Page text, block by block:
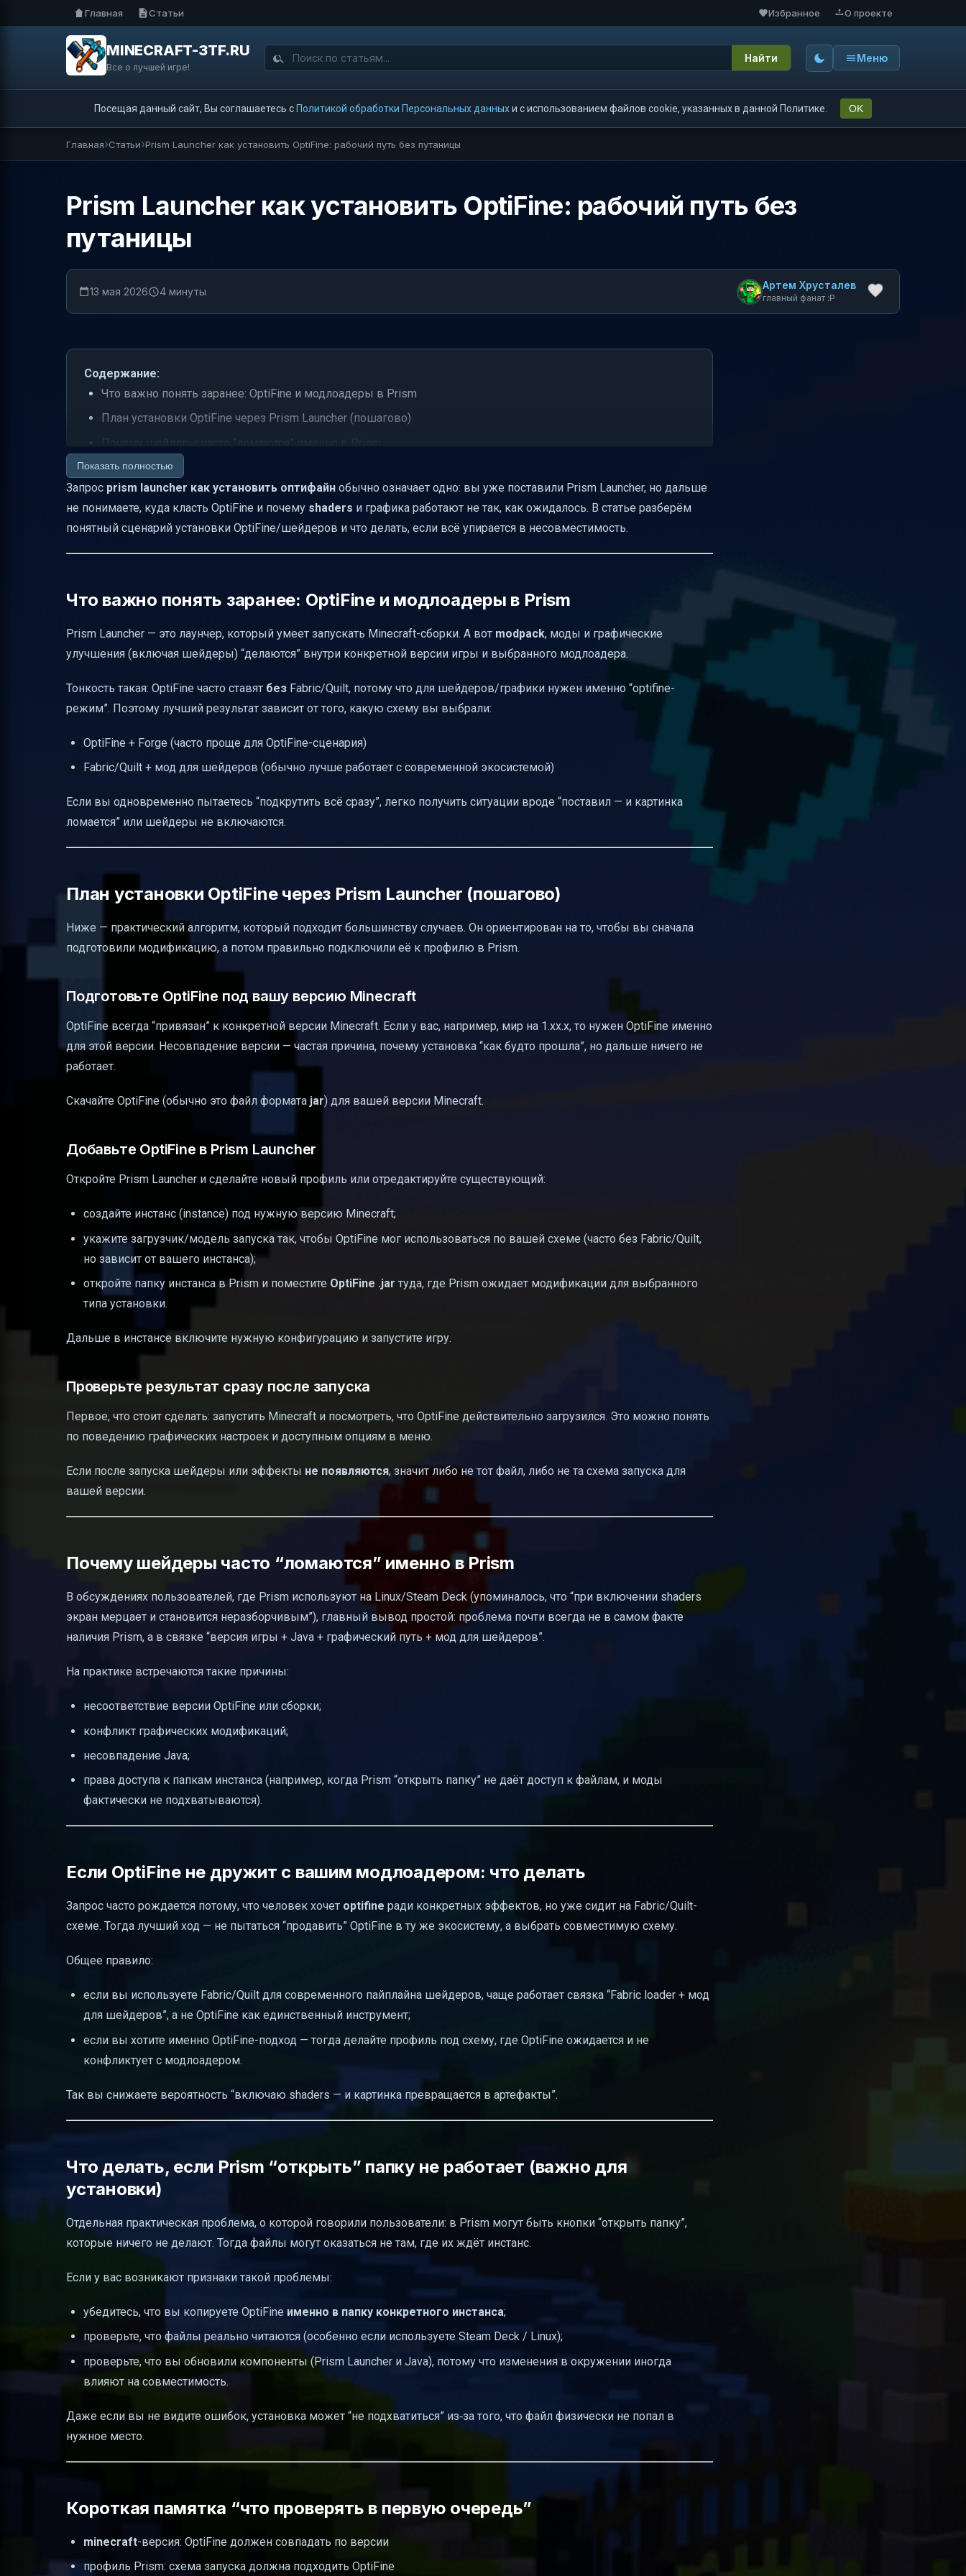
Главная Статьи Избранное О проекте
MINECRAFT-3TF.RU
Все о лучшей игре!
Найти Меню
Посещая данный сайт, Вы соглашаетесь с Политикой обработки Персональных данныхи с использованием файлов cookie, указанных в данной Политике. OK
Главная Статьи Prism Launcher как установить OptiFine: рабочий путь без путаницы
Prism Launcher как установить OptiFine: рабочий путь без
путаницы
13 мая 2026 4 минуты Артем Хрусталев
главный фанат :P
Содержание:
Что важно понять заранее: OptiFine и модлоадеры в Prism
План установки OptiFine через Prism Launcher (пошагово)
Почему шейдеры часто “ломаются” именно в Prism
Если OptiFine не дружит с вашим модлоадером: что делать
Что делать, если Prism “открыть” папку не работает (важно для установки)
Короткая памятка “что проверять в первую очередь”
Показать полностью
Запрос prism launcher как установить оптифайн обычно означает одно: вы уже поставили Prism Launcher, но дальше
не понимаете, куда класть OptiFine и почему shaders и графика работают не так, как ожидалось. В статье разберём
понятный сценарий установки OptiFine/шейдеров и что делать, если всё упирается в несовместимость.
Что важно понять заранее: OptiFine и модлоадеры в Prism
Prism Launcher — это лаунчер, который умеет запускать Minecraft-сборки. А вот modpack, моды и графические
улучшения (включая шейдеры) “делаются” внутри конкретной версии игры и выбранного модлоадера.
Тонкость такая: OptiFine часто ставят без Fabric/Quilt, потому что для шейдеров/графики нужен именно “optifine-
режим”. Поэтому лучший результат зависит от того, какую схему вы выбрали:
OptiFine + Forge (часто проще для OptiFine-сценария)
Fabric/Quilt + мод для шейдеров (обычно лучше работает с современной экосистемой)
Если вы одновременно пытаетесь “подкрутить всё сразу”, легко получить ситуации вроде “поставил — и картинка
ломается” или шейдеры не включаются.
План установки OptiFine через Prism Launcher (пошагово)
Ниже — практический алгоритм, который подходит большинству случаев. Он ориентирован на то, чтобы вы сначала
подготовили модификацию, а потом правильно подключили её к профилю в Prism.
Подготовьте OptiFine под вашу версию Minecraft
OptiFine всегда “привязан” к конкретной версии Minecraft. Если у вас, например, мир на 1.xx.x, то нужен OptiFine именно
для этой версии. Несовпадение версии — частая причина, почему установка “как будто прошла”, но дальше ничего не
работает.
Скачайте OptiFine (обычно это файл формата jar) для вашей версии Minecraft.
Добавьте OptiFine в Prism Launcher
Откройте Prism Launcher и сделайте новый профиль или отредактируйте существующий:
создайте инстанс (instance) под нужную версию Minecraft;
укажите загрузчик/модель запуска так, чтобы OptiFine мог использоваться по вашей схеме (часто без Fabric/Quilt,
но зависит от вашего инстанса);
откройте папку инстанса в Prism и поместите OptiFine .jar туда, где Prism ожидает модификации для выбранного
типа установки.
Дальше в инстансе включите нужную конфигурацию и запустите игру.
Проверьте результат сразу после запуска
Первое, что стоит сделать: запустить Minecraft и посмотреть, что OptiFine действительно загрузился. Это можно понять
по поведению графических настроек и доступным опциям в меню.
Если после запуска шейдеры или эффекты не появляются, значит либо не тот файл, либо не та схема запуска для
вашей версии.
Почему шейдеры часто “ломаются” именно в Prism
В обсуждениях пользователей, где Prism используют на Linux/Steam Deck (упоминалось, что “при включении shaders
экран мерцает и становится неразборчивым”), главный вывод простой: проблема почти всегда не в самом факте
наличия Prism, а в связке “версия игры + Java + графический путь + мод для шейдеров”.
На практике встречаются такие причины:
несоответствие версии OptiFine или сборки;
конфликт графических модификаций;
несовпадение Java;
права доступа к папкам инстанса (например, когда Prism “открыть папку” не даёт доступ к файлам, и моды
фактически не подхватываются).
Если OptiFine не дружит с вашим модлоадером: что делать
Запрос часто рождается потому, что человек хочет optifine ради конкретных эффектов, но уже сидит на Fabric/Quilt-
схеме. Тогда лучший ход — не пытаться “продавить” OptiFine в ту же экосистему, а выбрать совместимую схему.
Общее правило:
если вы используете Fabric/Quilt для современного пайплайна шейдеров, чаще работает связка “Fabric loader + мод
для шейдеров”, а не OptiFine как единственный инструмент;
если вы хотите именно OptiFine-подход — тогда делайте профиль под схему, где OptiFine ожидается и не
конфликтует с модлоадером.
Так вы снижаете вероятность “включаю shaders — и картинка превращается в артефакты”.
Что делать, если Prism “открыть” папку не работает (важно для
установки)
Отдельная практическая проблема, о которой говорили пользователи: в Prism могут быть кнопки “открыть папку”,
которые ничего не делают. Тогда файлы могут оказаться не там, где их ждёт инстанс.
Если у вас возникают признаки такой проблемы:
убедитесь, что вы копируете OptiFine именно в папку конкретного инстанса;
проверьте, что файлы реально читаются (особенно если используете Steam Deck / Linux);
проверьте, что вы обновили компоненты (Prism Launcher и Java), потому что изменения в окружении иногда
влияют на совместимость.
Даже если вы не видите ошибок, установка может “не подхватиться” из‑за того, что файл физически не попал в
нужное место.
Короткая памятка “что проверять в первую очередь”
minecraft-версия: OptiFine должен совпадать по версии
профиль Prism: схема запуска должна подходить OptiFine